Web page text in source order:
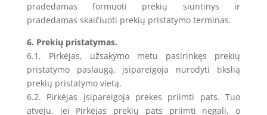
pradedamas formuoti prekių siuntinys ir
pradedamas skaičiuoti prekių pristatymo terminas.
6. Prekių pristatymas.
6.1. Pirkėjas, užsakymo metu pasirinkęs prekių
pristatymo paslaugą, įsipareigoja nurodyti tikslią
prekių pristatymo vietą.
6.2. Pirkėjas įsipareigoja prekes priimti pats. Tuo
atveju, jei Pirkėjas prekių pats priimti negali, o